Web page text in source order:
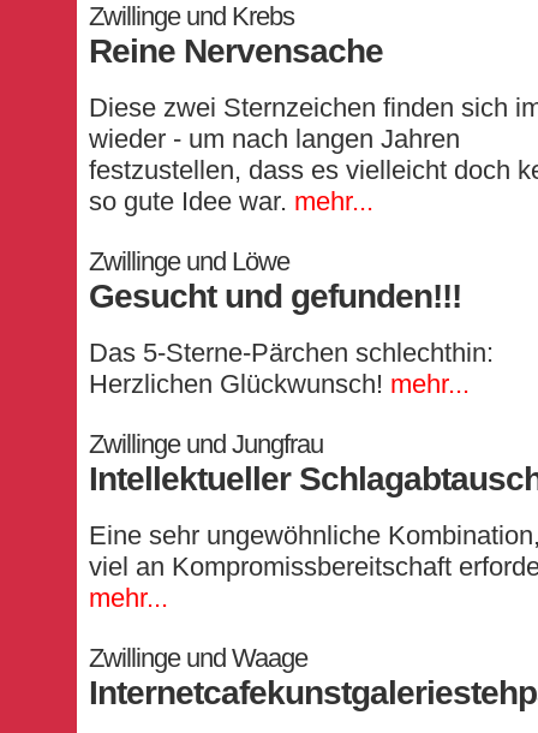
Zwillinge und Krebs
Reine Nervensache
Diese zwei Sternzeichen finden sich
wieder - um nach langen Jahren
festzustellen, dass es vielleicht doch
so gute Idee war. mehr...
Zwillinge und Löwe
Gesucht und gefunden!!!
Das 5-Sterne-Pärchen schlechthin:
Herzlichen Glückwunsch! mehr...
Zwillinge und Jungfrau
Intellektueller
Eine sehr ungewöhnliche
viel an Kompromissbereitschaft
mehr...
Zwillinge und Waage